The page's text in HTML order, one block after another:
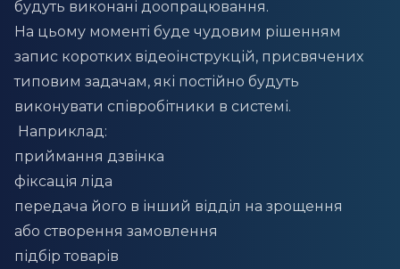
будуть виконані доопрацювання.
На цьому моменті буде чудовим рішенням
запис коротких відеоінструкцій, присвячених
типовим задачам, які постійно будуть
виконувати співробітники в системі.
Наприклад:
приймання дзвінка
фіксація ліда
передача його в інший відділ на зрощення
або створення замовлення
підбір товарів